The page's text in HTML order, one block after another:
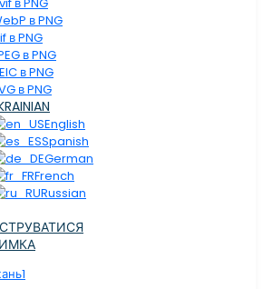
в PNG
в PNG
в PNG
в PNG
в PNG
English
Spanish
German
French
Russian
1